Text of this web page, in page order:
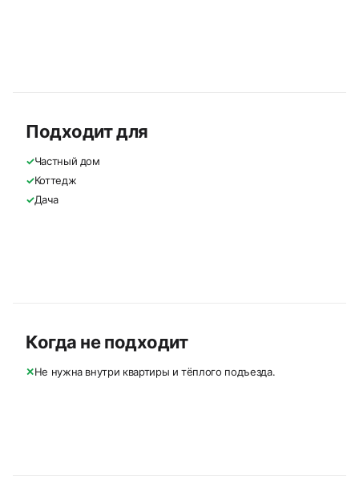
Подходит для
✓Частный дом
✓Коттедж
✓Дача
Когда не подходит
✕Не нужна внутри квартиры и тёплого подъезда.